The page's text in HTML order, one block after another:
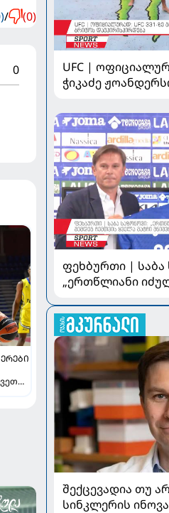
/ (0)
0
-
UFC |
ჭიკაძე
ფეხბურთი | საბა
„ერთწლიანი
მნიშვნელოვანია“
შექცევადია თუ
სინკლერის